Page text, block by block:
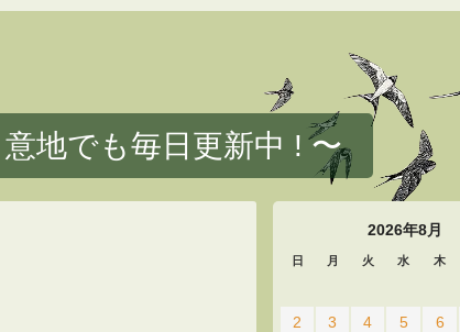
地でも毎日更新中 ! 〜
2026年8月
日 月 火 水 木
2
3 4 5 6